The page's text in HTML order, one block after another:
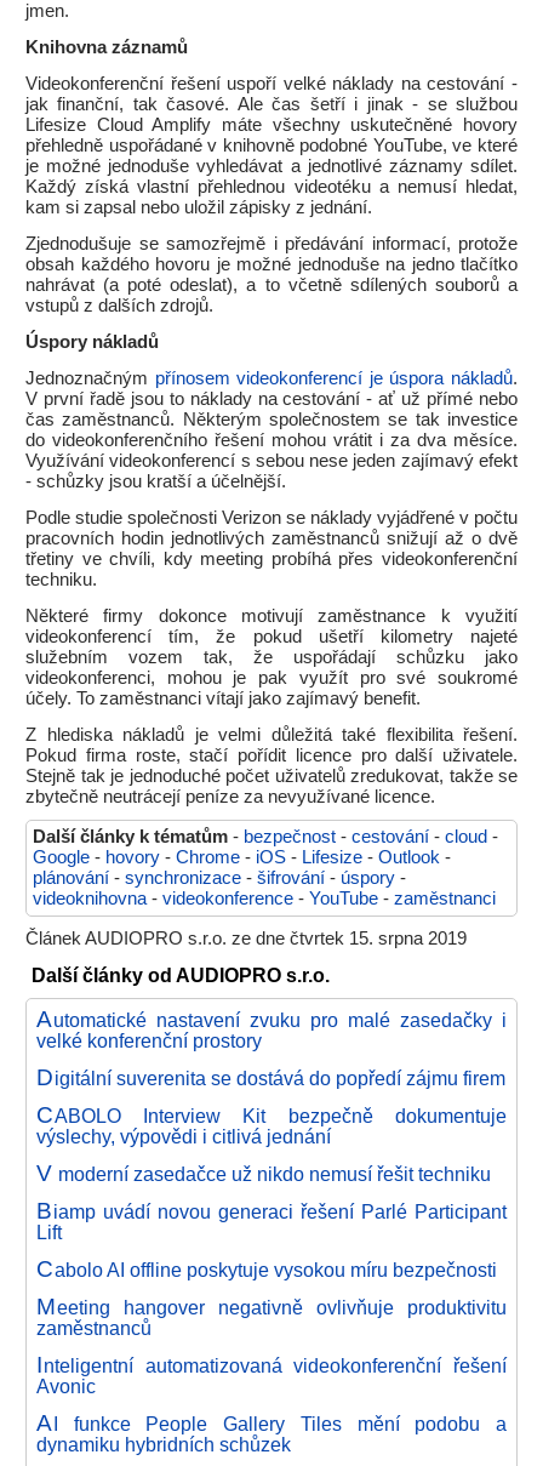
jmen.
Knihovna záznamů
Videokonferenční řešení uspoří velké náklady na cestování -
jak finanční, tak časové. Ale čas šetří i jinak - se službou
Lifesize Cloud Amplify máte všechny uskutečněné hovory
přehledně uspořádané v knihovně podobné YouTube, ve které
je možné jednoduše vyhledávat a jednotlivé záznamy sdílet.
Každý získá vlastní přehlednou videotéku a nemusí hledat,
kam si zapsal nebo uložil zápisky z jednání.
Zjednodušuje se samozřejmě i předávání informací, protože
obsah každého hovoru je možné jednoduše na jedno tlačítko
nahrávat (a poté odeslat), a to včetně sdílených souborů a
vstupů z dalších zdrojů.
Úspory nákladů
Jednoznačným přínosem videokonferencí je úspora nákladů.
V první řadě jsou to náklady na cestování - ať už přímé nebo
čas zaměstnanců. Některým společnostem se tak investice
do videokonferenčního řešení mohou vrátit i za dva měsíce.
Využívání videokonferencí s sebou nese jeden zajímavý efekt
- schůzky jsou kratší a účelnější.
Podle studie společnosti Verizon se náklady vyjádřené v počtu
pracovních hodin jednotlivých zaměstnanců snižují až o dvě
třetiny ve chvíli, kdy meeting probíhá přes videokonferenční
techniku.
Některé firmy dokonce motivují zaměstnance k využití
videokonferencí tím, že pokud ušetří kilometry najeté
služebním vozem tak, že uspořádají schůzku jako
videokonferenci, mohou je pak využít pro své soukromé
účely. To zaměstnanci vítají jako zajímavý benefit.
Z hlediska nákladů je velmi důležitá také flexibilita řešení.
Pokud firma roste, stačí pořídit licence pro další uživatele.
Stejně tak je jednoduché počet uživatelů zredukovat, takže se
zbytečně neutrácejí peníze za nevyužívané licence.
Další články k tématům - bezpečnost - cestování - cloud -
Google - hovory - Chrome - iOS - Lifesize - Outlook -
plánování - synchronizace - šifrování - úspory -
videoknihovna - videokonference - YouTube - zaměstnanci
Článek AUDIOPRO s.r.o. ze dne čtvrtek 15. srpna 2019
Další články od AUDIOPRO s.r.o.
Automatické nastavení zvuku pro malé zasedačky i
velké konferenční prostory
Digitální suverenita se dostává do popředí zájmu firem
CABOLO Interview Kit bezpečně dokumentuje
výslechy, výpovědi i citlivá jednání
V moderní zasedačce už nikdo nemusí řešit techniku
Biamp uvádí novou generaci řešení Parlé Participant
Lift
Cabolo AI offline poskytuje vysokou míru bezpečnosti
Meeting hangover negativně ovlivňuje produktivitu
zaměstnanců
Inteligentní automatizovaná videokonferenční řešení
Avonic
AI funkce People Gallery Tiles mění podobu a
dynamiku hybridních schůzek